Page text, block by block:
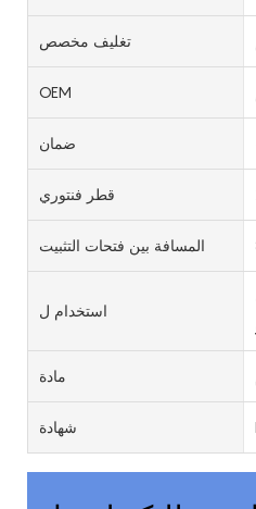
تغليف مخصص
OEM
ضمان
قطر فنتوري
المسافة بين فتحات التثبيت
استخدام ل
مادة
شهادة